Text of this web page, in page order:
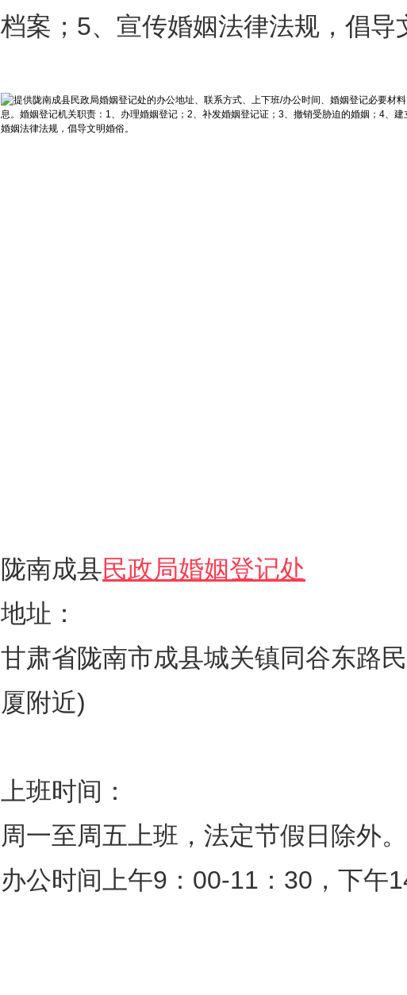
档案；5、宣传婚姻法律法规，倡导
陇南成县民政局婚姻登记处
地址：
甘肃省陇南市成县城关镇同谷东路
厦附近)
上班时间：
周一至周五上班，法定节假日除外
办公时间上午9：00-11：30，下午